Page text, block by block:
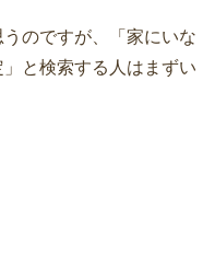
のですが、「家にいな
と検索する人はまずい